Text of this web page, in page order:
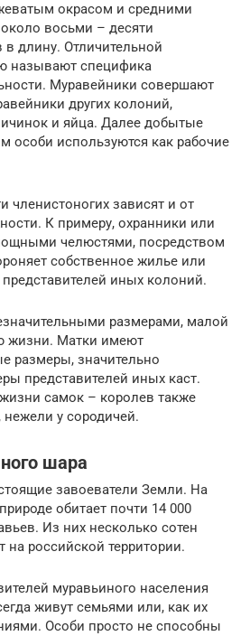
окрасом и средними
восьми – десяти
длину. Отличительной
называют специфика
Муравейники совершают
других колоний,
и яйца. Далее добытые
особи используются как рабочие
членистоногих зависят и от
К примеру, охранники или
челюстями, посредством
собственное жилье или
иных колоний.
размерами, малой
жизни. Матки имеют
размеры, значительно
представителей иных каст.
самок – королев также
у сородичей.
шара
завоеватели Земли. На
обитает почти 14 000
Из них несколько сотен
российской территории.
муравьиного населения
живут семьями или, как их
Особи просто не способны